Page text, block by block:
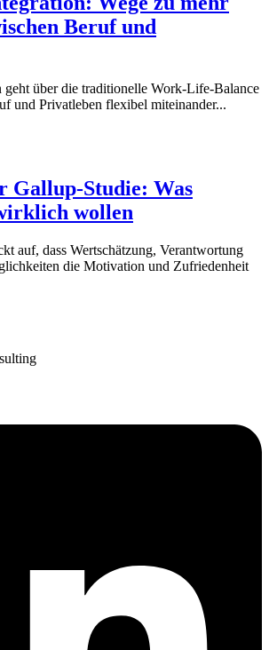
Beruf und
über die traditionelle Work-Life-Balance
und Privatleben flexibel miteinander...
Gallup-Studie: Was
wollen
auf, dass Wertschätzung, Verantwortung
die Motivation und Zufriedenheit